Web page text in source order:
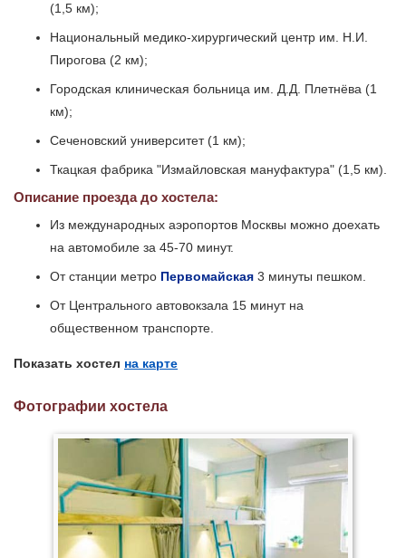
(1,5 км);
Национальный медико-хирургический центр им. Н.И.
Пирогова (2 км);
Городская клиническая больница им. Д.Д. Плетнёва (1
км);
Сеченовский университет (1 км);
Ткацкая фабрика "Измайловская мануфактура" (1,5 км).
Описание проезда до хостела:
Из международных аэропортов Москвы можно доехать
на автомобиле за 45-70 минут.
От станции метро Первомайская 3 минуты пешком.
От Центрального автовокзала 15 минут на
общественном транспорте.
Показать хостел на карте
Фотографии хостела